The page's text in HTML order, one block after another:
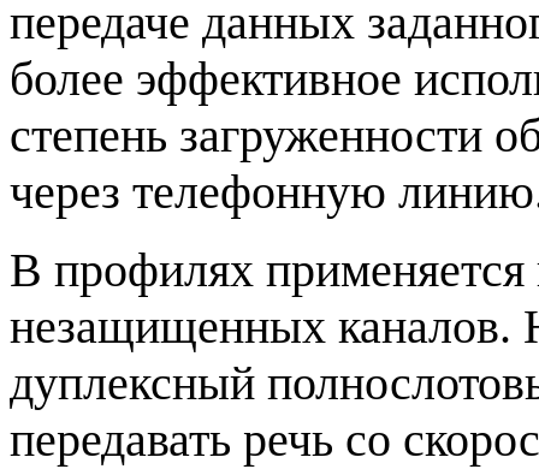
передаче данных
более эффективное
степень загруженности
через телефонную
В профилях
незащищенных каналов.
дуплексный
передавать речь со